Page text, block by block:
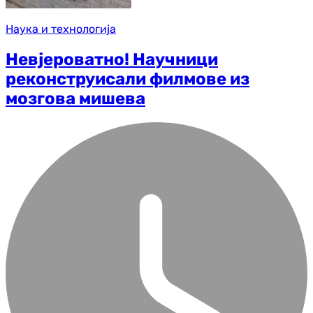
Наука и технологија
Невјероватно! Научници
реконструисали филмове из
мозгова мишева